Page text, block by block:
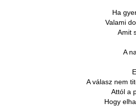
Ha
Valami
Amit
A
A válasz nem
Attól a
Hogy